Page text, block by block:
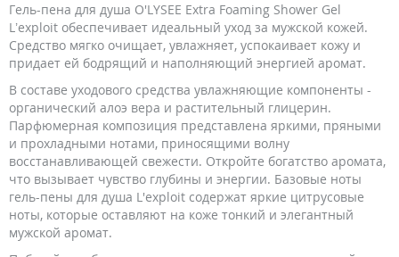
Гель-пена для душа O'LYSEE Extra Foaming Shower Gel
L’exploit обеспечивает идеальный уход за мужской кожей.
Средство мягко очищает, увлажняет, успокаивает кожу и
придает ей бодрящий и наполняющий энергией аромат.
В составе уходового средства увлажняющие компоненты -
органический алоэ вера и растительный глицерин.
Парфюмерная композиция представлена яркими, пряными
и прохладными нотами, приносящими волну
восстанавливающей свежести. Откройте богатство аромата,
что вызывает чувство глубины и энергии. Базовые ноты
гель-пены для душа L'exploit содержат яркие цитрусовые
ноты, которые оставляют на коже тонкий и элегантный
мужской аромат.